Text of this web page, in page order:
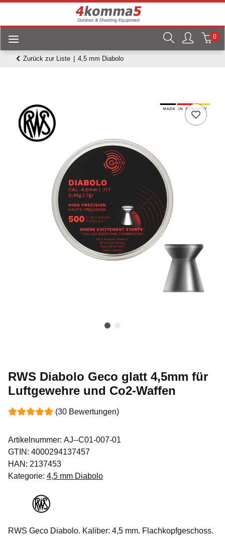
0
Zurück zur Liste 4,5 mm Diabolo
RWS Diabolo Geco glatt 4,5mm für
Luftgewehre und Co2-Waffen
(30 Bewertungen)
Artikelnummer: AJ--C01-007-01
GTIN: 4000294137457
HAN: 2137453
Kategorie: 4,5 mm Diabolo
RWS Geco Diabolo. Kaliber: 4,5 mm. Flachkopfgeschoss.